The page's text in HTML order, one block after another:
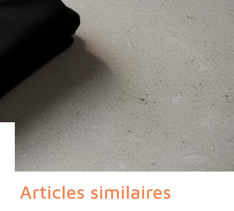
Articles similaires